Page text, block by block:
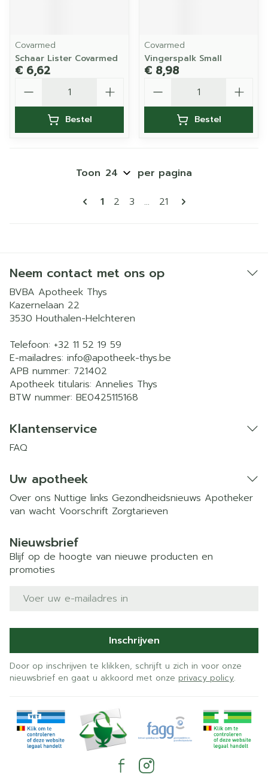
Covarmed
Schaar Lister Covarmed
€ 6,62
Bestel
Covarmed
Vingerspalk Small
€ 8,98
Bestel
Pagina's
U lees momenteel pagina
1 Pagina
2 Pagina
3 ... Pagina
21
Toon per pagina
Neem contact met ons op
BVBA Apotheek Thys
Kazernelaan 22
3530 Houthalen-Helchteren
Telefoon: +32 11 52 19 59
E-mailadres: info@apotheek-thys.be
APB nummer: 721402
Apotheek titularis: Annelies Thys
BTW nummer: BE0425115168
Klantenservice
FAQ
Uw apotheek
Over ons Nuttige links Gezondheidsnieuws Apotheker
van wacht Voorschrift Zorgtarieven
Nieuwsbrief
Blijf op de hoogte van nieuwe producten en
promoties
E-mail adres
Inschrijven
Door op inschrijven te klikken, schrijft u zich in voor onze
nieuwsbrief en gaat u akkoord met onze privacy policy.